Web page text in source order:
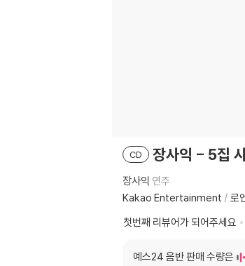
CD 장사익 - 5집
장사익 연주
Kakao Entertainment / 로
첫번째 리뷰어가 되어주세요
예스24 음반 판매 수량은